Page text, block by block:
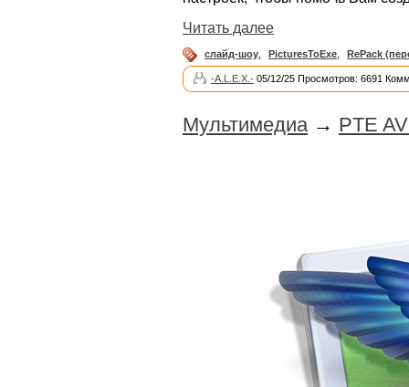
Читать далее
слайд-шоу PicturesToExe RePack
-A.L.E.X.- 05/12/25 Просмотров: 6691
Мультимедиа→ PTE